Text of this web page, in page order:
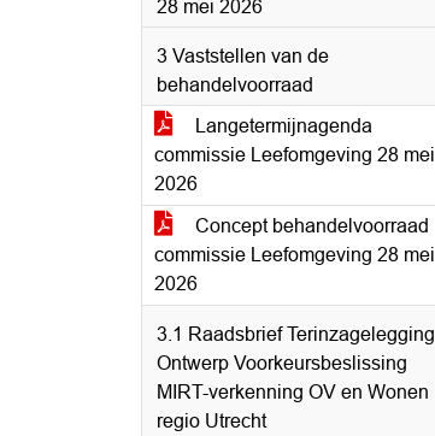
28 mei 2026
3 Vaststellen van de
behandelvoorraad
Langetermijnagenda
commissie Leefomgeving 28 mei
2026
Concept behandelvoorraad
commissie Leefomgeving 28 mei
2026
3.1 Raadsbrief Terinzagelegging
Ontwerp Voorkeursbeslissing
MIRT-verkenning OV en Wonen
regio Utrecht